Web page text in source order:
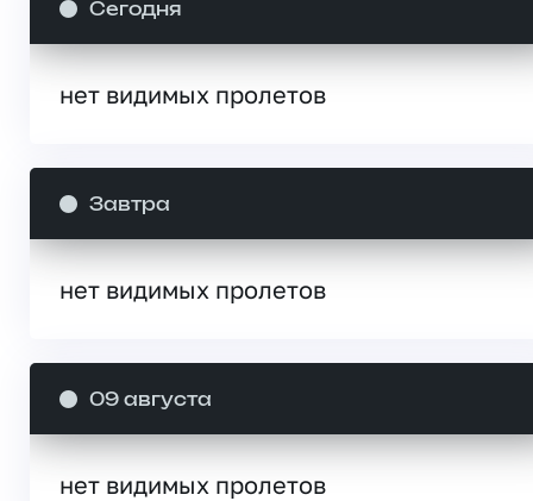
Сегодня
нет видимых пролетов
Завтра
нет видимых пролетов
09 августа
нет видимых пролетов